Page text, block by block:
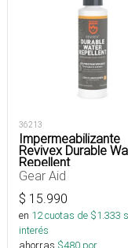
36213
Impermeabilizante
Revivex Durable
Repellent
Gear Aid
$ 15.990
en 12cuotas de $1.333
interés
ahorras $480 por